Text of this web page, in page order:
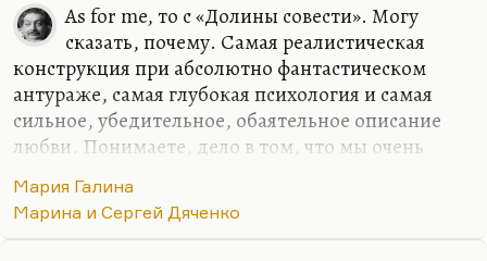
As for me, то с «Долины совести». Могу
сказать, почему. Самая реалистическая
конструкция при абсолютно фантастическом
антураже, самая глубокая психология и самая
сильное, убедительное, обаятельное описание
любви. Понимаете, дело в том, что мы очень
физиологическую зависимость, иногда –
психологическую. Это такие формы абьюза. Они
Мария Галина
Марина и Сергей Дяченко